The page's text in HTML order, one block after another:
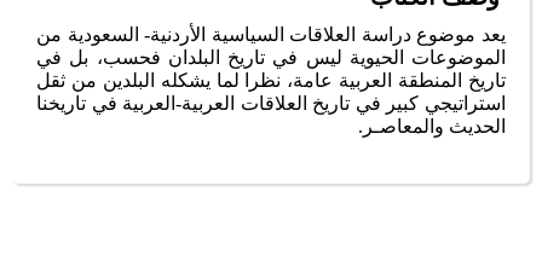
يعد موضوع دراسة العلاقات السياسية الأردنية- السعودية من
الموضوعات الحيوية ليس في تاريخ البلدان فحسب، بل في
تاريخ المنطقة العربية عامة، نظرا لما يشكله البلدين من ثقل
استراتيجي كبير في تاريخ العلاقات العربية-العربية في تاريخنا
الحديث والمعاصـر.